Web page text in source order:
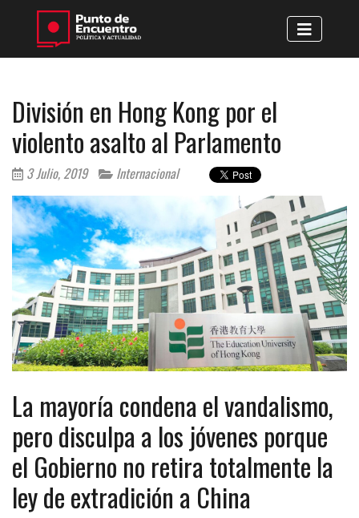
División en Hong Kong por el
violento asalto al Parlamento
3 Julio, 2019 Internacional
La mayoría condena el vandalismo,
pero disculpa a los jóvenes porque
el Gobierno no retira totalmente la
ley de extradición a China